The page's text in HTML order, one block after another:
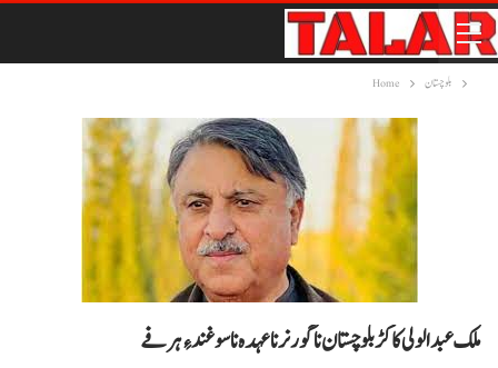
Home بلوچستان
ملک عبدالولی کاکڑ بلوچستان نا گورنر نا عہدہ نا سوغند ءِ ہرفے